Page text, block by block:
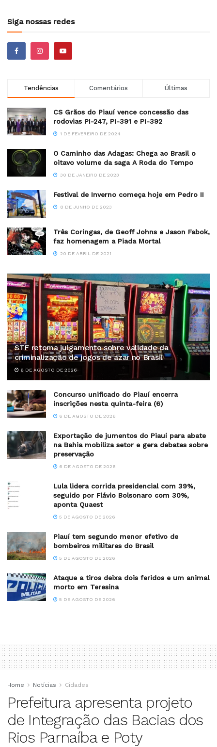
Siga nossas redes
Tendências Comentários Últimas
CS Grãos do Piauí vence concessão das
rodovias PI-247, PI-391 e PI-392
1 DE FEVEREIRO DE 2024
O Caminho das Adagas: Chega ao Brasil o
oitavo volume da saga A Roda do Tempo
30 DE JANEIRO DE 2023
Festival de Inverno começa hoje em Pedro II
8 DE JUNHO DE 2023
Três Coringas, de Geoff Johns e Jason Fabok,
faz homenagem a Piada Mortal
20 DE ABRIL DE 2021
STF retoma julgamento sobre validade da
criminalização de jogos de azar no Brasil
6 DE AGOSTO DE 2026
Concurso unificado do Piauí encerra
inscrições nesta quinta-feira (6)
6 DE AGOSTO DE 2026
Exportação de jumentos do Piauí para abate
na Bahia mobiliza setor e gera debates sobre
preservação
6 DE AGOSTO DE 2026
Lula lidera corrida presidencial com 39%,
seguido por Flávio Bolsonaro com 30%,
aponta Quaest
5 DE AGOSTO DE 2026
Piauí tem segundo menor efetivo de
bombeiros militares do Brasil
5 DE AGOSTO DE 2026
Ataque a tiros deixa dois feridos e um animal
morto em Teresina
5 DE AGOSTO DE 2026
Home Notícias Cidades
Prefeitura apresenta projeto
de Integração das Bacias dos
Rios Parnaíba e Poty